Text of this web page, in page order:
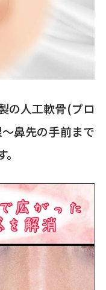
の人工軟骨(プロ
鼻先の手前まで